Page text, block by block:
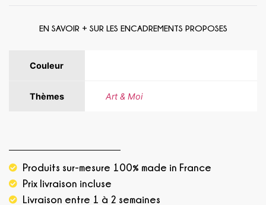
EN SAVOIR + SUR LES ENCADREMENTS PROPOSES
Couleur
Thèmes Art & Moi
Produits sur-mesure 100% made in France
Prix livraison incluse
Livraison entre 1 à 2 semaines